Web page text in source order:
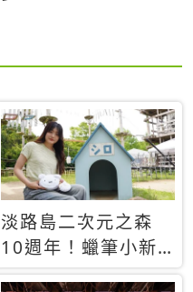
淡路島二次元之森
10週年！蠟筆小新
小白多功能隨身包豪